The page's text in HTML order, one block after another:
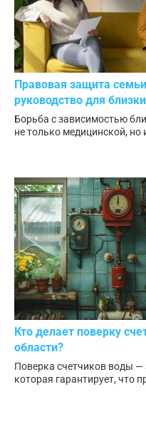
Правовая защита
руководство для
Борьба с зависимостью
не только медицинской, но
Кто делает поверку
области?
Поверка счетчиков воды —
которая гарантирует, что